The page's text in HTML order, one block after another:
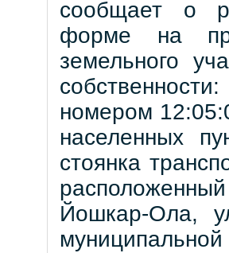
сообщает о
форме на
земельного
номером
населенных
стоянка
Йошкар-Ола,
муниципальной